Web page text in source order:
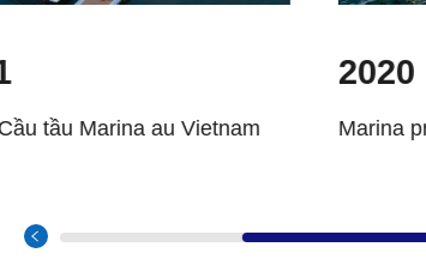
Marina privée à Djeddah